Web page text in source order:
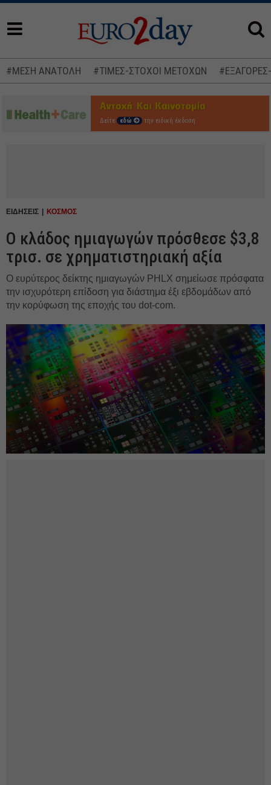
#ΜΕΣΗ ΑΝΑΤΟΛΗ #ΤΙΜΕΣ-ΣΤΟΧΟΙ ΜΕΤΟΧΩΝ
Δείτε εδώ την ειδική έκδοση
ΕΙΔΗΣΕΙΣ ΚΟΣΜΟΣ
Ο κλάδος ημιαγωγών πρόσθεσε $3,8
τρισ. σε χρηματιστηριακή αξία
Ο ευρύτερος δείκτης ημιαγωγών PHLX σημείωσε πρόσφατα
την ισχυρότερη επίδοση για διάστημα έξι εβδομάδων από
την κορύφωση της εποχής του dot-com.